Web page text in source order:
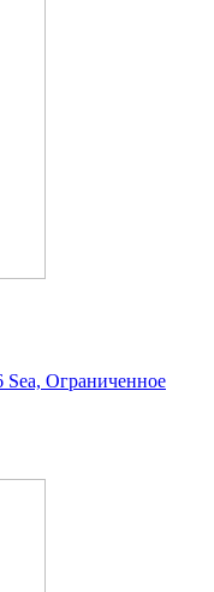
Sea, Ограниченное